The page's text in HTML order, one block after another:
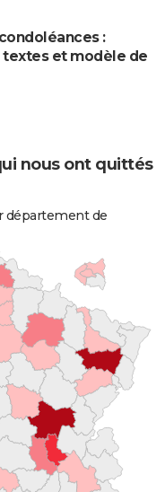
:
et modèle de
nous ont quittés
département de